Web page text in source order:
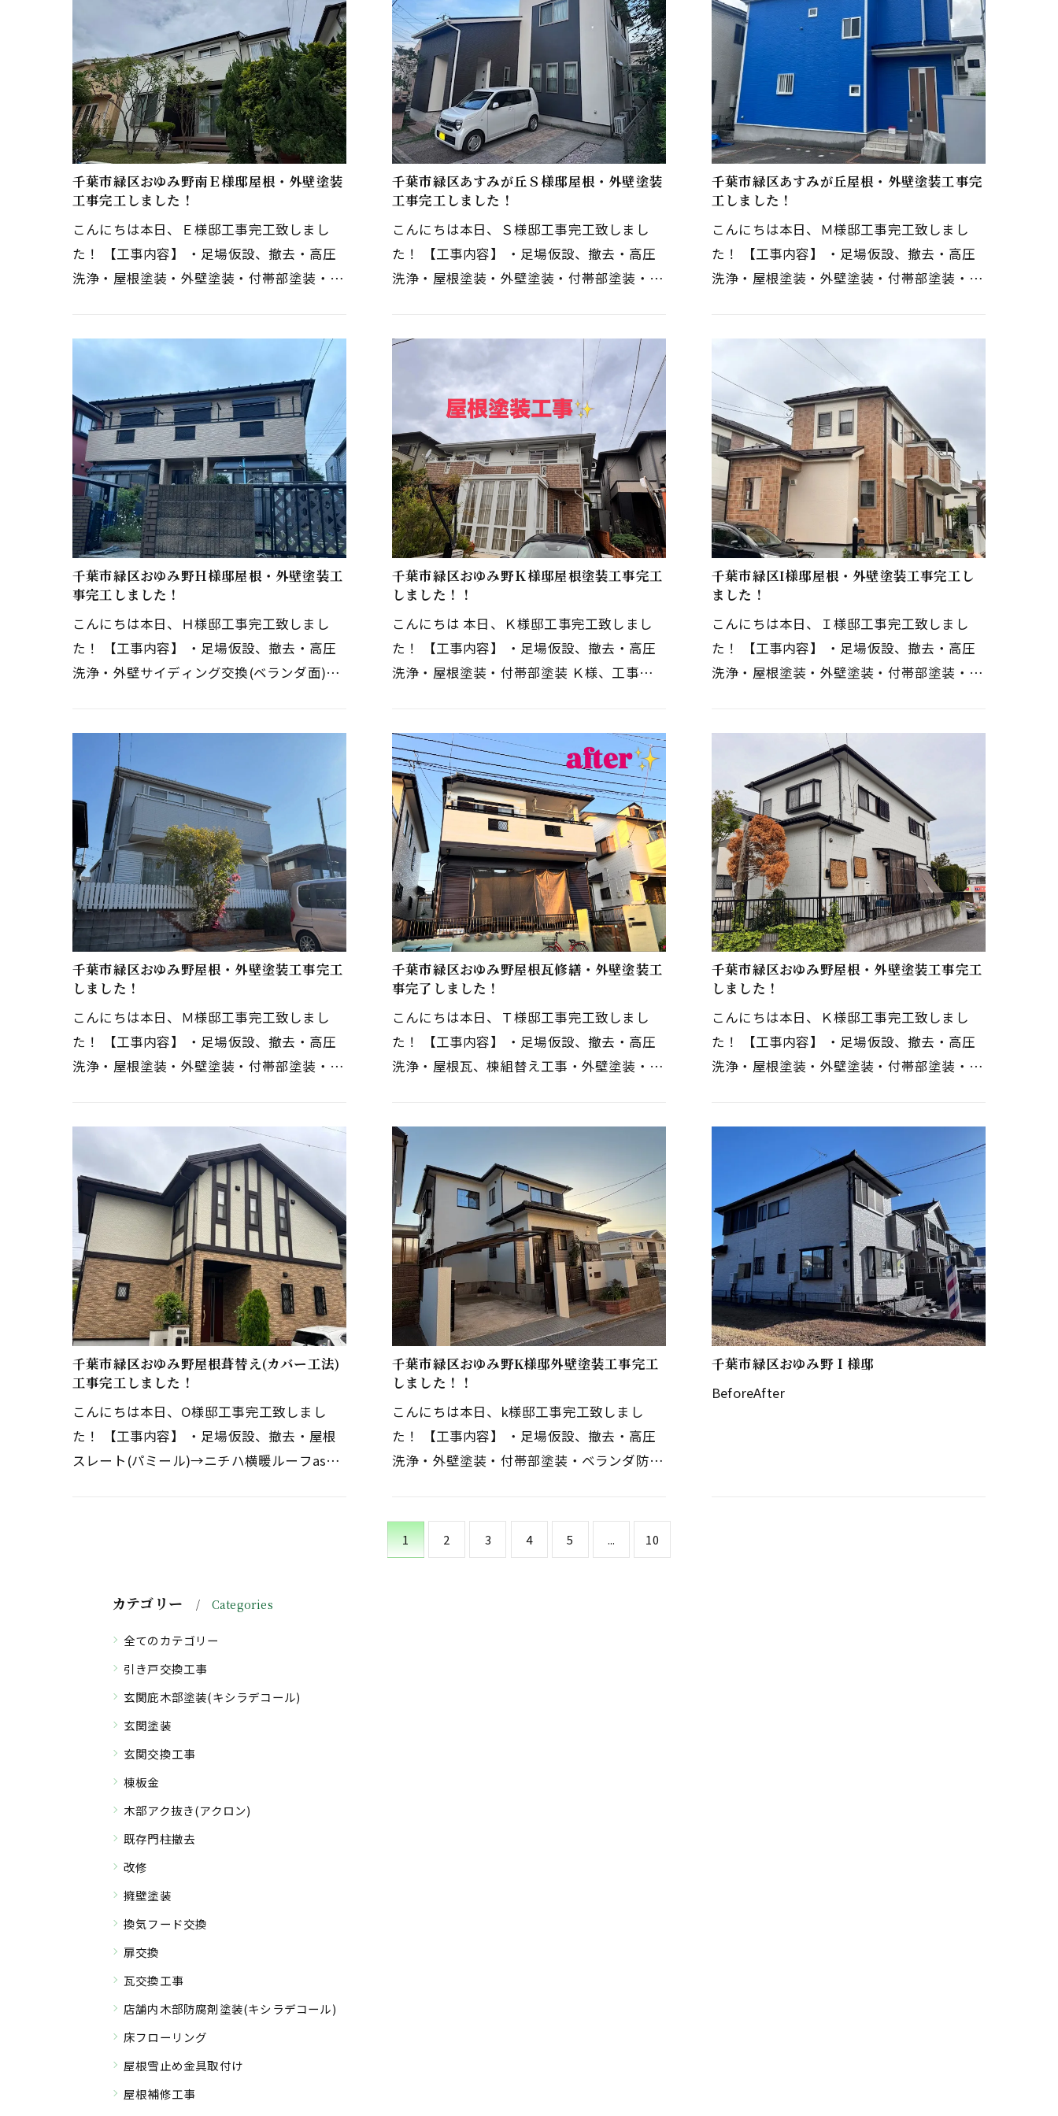
千葉市緑区おゆみ野南Ｅ様邸屋根・外壁塗装
工事完工しました！
こんにちは本日、Ｅ様邸工事完工致しまし
た！ 【工事内容】 ・足場仮設、撤去・高圧
洗浄・屋根塗装・外壁塗装・付帯部塗装・ベ
千葉市緑区あすみが丘Ｓ様邸屋根・外壁塗装
工事完工しました！
こんにちは本日、Ｓ様邸工事完工致しまし
た！ 【工事内容】 ・足場仮設、撤去・高圧
洗浄・屋根塗装・外壁塗装・付帯部塗装・ベ
千葉市緑区あすみが丘屋根・外壁塗装工事完
工しました！
こんにちは本日、Ｍ様邸工事完工致しまし
た！ 【工事内容】 ・足場仮設、撤去・高圧
洗浄・屋根塗装・外壁塗装・付帯部塗装・ベ
千葉市緑区おゆみ野Ｈ様邸屋根・外壁塗装工
事完工しました！
こんにちは本日、Ｈ様邸工事完工致しまし
た！ 【工事内容】 ・足場仮設、撤去・高圧
洗浄・外壁サイディング交換(ベランダ面)経
千葉市緑区おゆみ野Ｋ様邸屋根塗装工事完工
しました！！
こんにちは 本日、Ｋ様邸工事完工致しまし
た！ 【工事内容】 ・足場仮設、撤去・高圧
洗浄・屋根塗装・付帯部塗装 Ｋ様、工事期
千葉市緑区I様邸屋根・外壁塗装工事完工し
ました！
こんにちは本日、Ｉ様邸工事完工致しまし
た！ 【工事内容】 ・足場仮設、撤去・高圧
洗浄・屋根塗装・外壁塗装・付帯部塗装・ベ
千葉市緑区おゆみ野屋根・外壁塗装工事完工
しました！
こんにちは本日、Ｍ様邸工事完工致しまし
た！ 【工事内容】 ・足場仮設、撤去・高圧
洗浄・屋根塗装・外壁塗装・付帯部塗装・ベ
千葉市緑区おゆみ野屋根瓦修繕・外壁塗装工
事完了しました！
こんにちは本日、Ｔ様邸工事完工致しまし
た！ 【工事内容】 ・足場仮設、撤去・高圧
洗浄・屋根瓦、棟組替え工事・外壁塗装・付
千葉市緑区おゆみ野屋根・外壁塗装工事完工
しました！
こんにちは本日、Ｋ様邸工事完工致しまし
た！ 【工事内容】 ・足場仮設、撤去・高圧
洗浄・屋根塗装・外壁塗装・付帯部塗装・ベ
千葉市緑区おゆみ野屋根葺替え(カバー工法)
工事完工しました！
こんにちは本日、O様邸工事完工致しまし
た！ 【工事内容】 ・足場仮設、撤去・屋根
スレート(パミール)→ニチハ横暖ルーフas取
千葉市緑区おゆみ野K様邸外壁塗装工事完工
しました！！
こんにちは本日、k様邸工事完工致しまし
た！ 【工事内容】 ・足場仮設、撤去・高圧
洗浄・外壁塗装・付帯部塗装・ベランダ防
千葉市緑区おゆみ野Ｉ様邸
BeforeAfter
1 2 3 4 5 ... 10
カテゴリー Categories
全てのカテゴリー
引き戸交換工事
玄関庇木部塗装(キシラデコール)
玄関塗装
玄関交換工事
棟板金
木部アク抜き(アクロン)
既存門柱撤去
改修
擁壁塗装
換気フード交換
扉交換
瓦交換工事
店舗内木部防腐剤塗装(キシラデコール)
床フローリング
屋根雪止め金具取付け
屋根補修工事
無料診断・お見積り